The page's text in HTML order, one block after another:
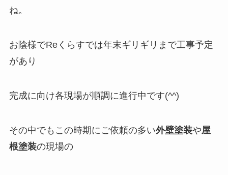
ね。
お陰様でReくらすでは年末ギリギリまで工事予定
があり
完成に向け各現場が順調に進行中です(^^)
その中でもこの時期にご依頼の多い外壁塗装や屋
根塗装の現場の